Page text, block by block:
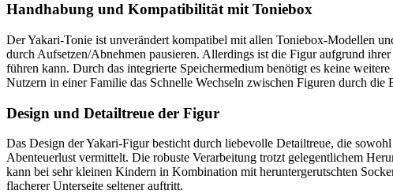
Handhabung und Kompatibilität mit Toniebox
Der Yakari-Tonie ist unverändert kompatibel mit allen Toniebox-Modellen
durch Aufsetzen/Abnehmen pausieren. Allerdings ist die Figur aufgrund
führen kann. Durch das integrierte Speichermedium benötigt es keine
Nutzern in einer Familie das Schnelle Wechseln zwischen Figuren durch
Design und Detailtreue der Figur
Das Design der Yakari-Figur besticht durch liebevolle Detailtreue, die
Abenteuerlust vermittelt. Die robuste Verarbeitung trotzt gelegentlichem
kann bei sehr kleinen Kindern in Kombination mit heruntergerutschten
flacherer Unterseite seltener auftritt.